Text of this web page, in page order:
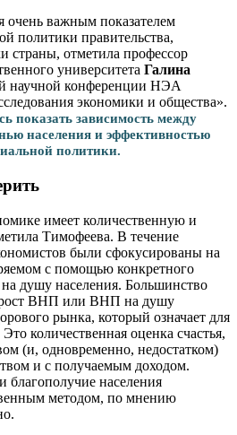
очень важным показателем
политики правительства,
страны, отметила профессор
университета Галина
научной конференции НЭА
экономики и общества».
показать зависимость между
населения и эффективностью
политики.
имеет количественную и
Тимофеева. В течение
были сфокусированы на
с помощью конкретного
душу населения. Большинство
рост ВНП или ВНП на душу
рынка, который означает для
количественная оценка счастья,
(и, одновременно, недостатком)
и с получаемым доходом.
благополучие населения
методом, по мнению